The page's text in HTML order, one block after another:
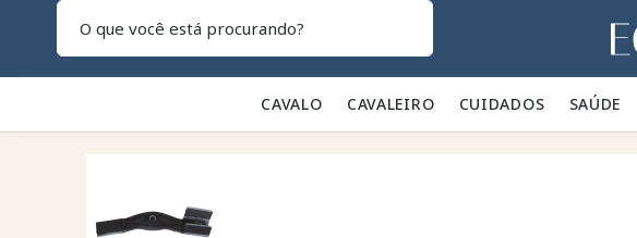
CAVALO 🐎 CAVALEIRO 👕 CUIDADOS 🪮 SAÚDE ✨